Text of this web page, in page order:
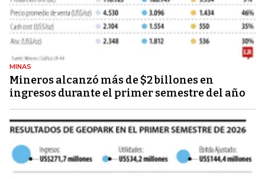
MINAS
Mineros alcanzó más de $2 billones en
ingresos durante el primer semestre del año